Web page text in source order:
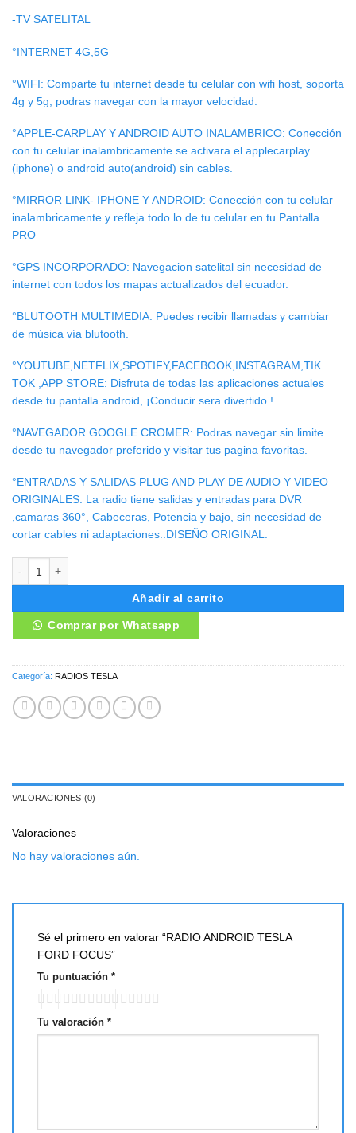
-TV SATELITAL
°INTERNET 4G,5G
°WIFI: Comparte tu internet desde tu celular con wifi host, soporta
4g y 5g, podras navegar con la mayor velocidad.
°APPLE-CARPLAY Y ANDROID AUTO INALAMBRICO: Conección
con tu celular inalambricamente se activara el applecarplay
(iphone) o android auto(android) sin cables.
°MIRROR LINK- IPHONE Y ANDROID: Conección con tu celular
inalambricamente y refleja todo lo de tu celular en tu Pantalla
PRO
°GPS INCORPORADO: Navegacion satelital sin necesidad de
internet con todos los mapas actualizados del ecuador.
°BLUTOOTH MULTIMEDIA: Puedes recibir llamadas y cambiar
de música vía blutooth.
°YOUTUBE,NETFLIX,SPOTIFY,FACEBOOK,INSTAGRAM,TIK
TOK ,APP STORE: Disfruta de todas las aplicaciones actuales
desde tu pantalla android, ¡Conducir sera divertido.!.
°NAVEGADOR GOOGLE CROMER: Podras navegar sin limite
desde tu navegador preferido y visitar tus pagina favoritas.
°ENTRADAS Y SALIDAS PLUG AND PLAY DE AUDIO Y VIDEO
ORIGINALES: La radio tiene salidas y entradas para DVR
,camaras 360°, Cabeceras, Potencia y bajo, sin necesidad de
cortar cables ni adaptaciones..DISEÑO ORIGINAL.
Añadir al carrito
Comprar por Whatsapp
Categoría: RADIOS TESLA
VALORACIONES (0)
Valoraciones
No hay valoraciones aún.
Sé el primero en valorar “RADIO ANDROID TESLA
FORD FOCUS”
Tu puntuación *
Tu valoración *